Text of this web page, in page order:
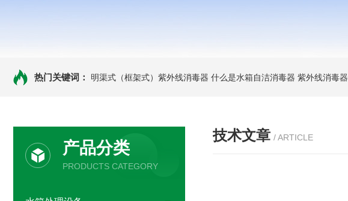
热门关键词： 明渠式（框架式）紫外线消毒器 什么是水箱自洁消毒器 紫外线消毒器
产品分类
PRODUCTS CATEGORY
技术文章 / ARTICLE